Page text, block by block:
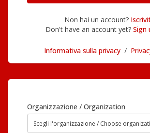
Non hai un account?
Don't have an account yet? Sign
Informativa sulla privacy /
Organizzazione / Organization